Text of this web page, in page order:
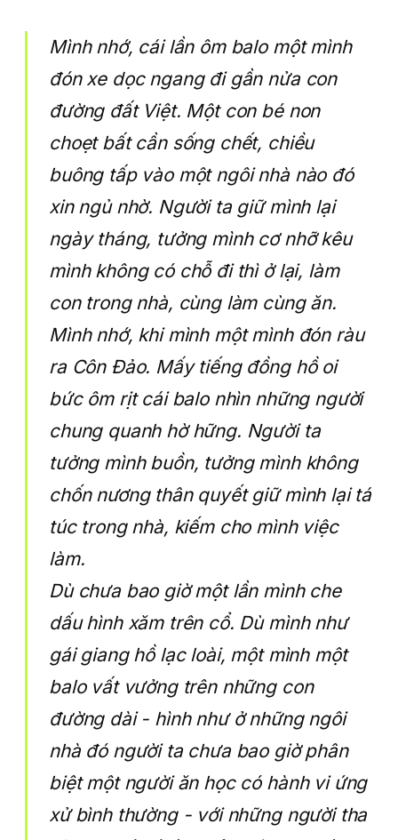
Mình nhớ, cái lần ôm balo một mình
đón xe dọc ngang đi gần nửa con
đường đất Việt. Một con bé non
choẹt bất cần sống chết, chiều
buông tấp vào một ngôi nhà nào đó
xin ngủ nhờ. Người ta giữ mình lại
ngày tháng, tưởng mình cơ nhỡ kêu
mình không có chỗ đi thì ở lại, làm
con trong nhà, cùng làm cùng ăn.
Mình nhớ, khi mình một mình đón ràu
ra Côn Đảo. Mấy tiếng đồng hồ oi
bức ôm rịt cái balo nhìn những người
chung quanh hờ hững. Người ta
tưởng mình buồn, tưởng mình không
chốn nương thân quyết giữ mình lại tá
túc trong nhà, kiếm cho mình việc
làm.
Dù chưa bao giờ một lần mình che
dấu hình xăm trên cổ. Dù mình như
gái giang hồ lạc loài, một mình một
balo vất vưởng trên những con
đường dài - hình như ở những ngôi
nhà đó người ta chưa bao giờ phân
biệt một người ăn học có hành vi ứng
xử bình thường - với những người tha